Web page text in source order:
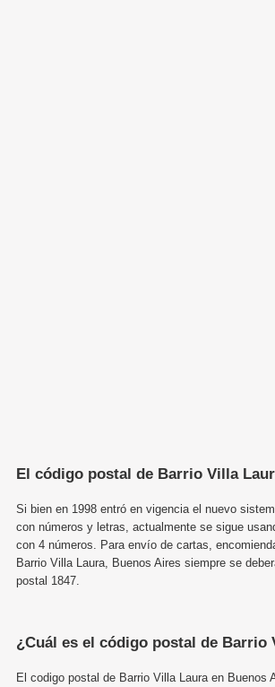
El código postal de Barrio Villa
Si bien en 1998 entró en vigencia el nuevo
con números y letras, actualmente se sigue
con 4 números. Para envío de cartas,
Barrio Villa Laura, Buenos Aires siempre se
postal 1847.
¿Cuál es el código postal de Barrio
El codigo postal de Barrio Villa Laura en Buenos